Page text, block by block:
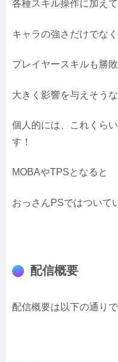
各種スキル操作に加え
キャラの強さだけでなく
プレイヤースキルも勝
大きく影響を与えそうな
個人的には、これくら
す！
MOBAやTPSとなると
おっさんPSではついて
配信概要
配信概要は以下の通りで